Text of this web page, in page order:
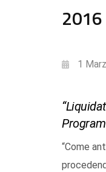
2016
1
“Come